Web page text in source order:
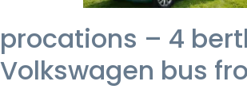
procations – 4
Volkswagen bus